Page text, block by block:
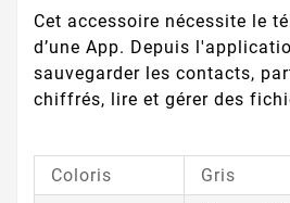
Cet accessoire nécessite le
d’une App. Depuis
sauvegarder les contacts,
chiffrés, lire et gérer des
Coloris Gris